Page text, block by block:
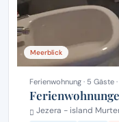
Meerblick
Ferienwohnung · 5 Gäste
Jezera - island